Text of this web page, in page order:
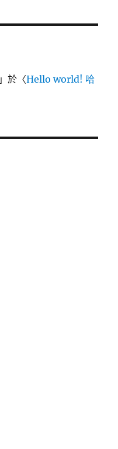
」於〈Hello world! 哈